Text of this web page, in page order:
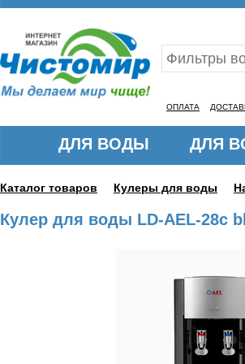
ОПЛАТА
ДЛЯ ВОДЫ ДЛЯ
Каталог товаров Кулеры для воды
Кулер для воды LD-AEL-28c